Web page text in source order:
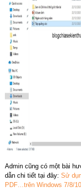
Admin cũng có một bài
dẫn chi tiết tại đây: Sử
PDF…trên Windows 7/8/10